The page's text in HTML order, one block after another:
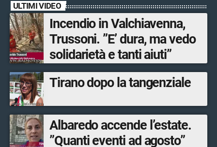
ULTIMI VIDEO
Incendio in Valchiavenna,
Trussoni. ”E’ dura, ma vedo
solidarietà e tanti aiuti”
Tirano dopo la tangenziale
Albaredo accende l’estate.
”Quanti eventi ad agosto”